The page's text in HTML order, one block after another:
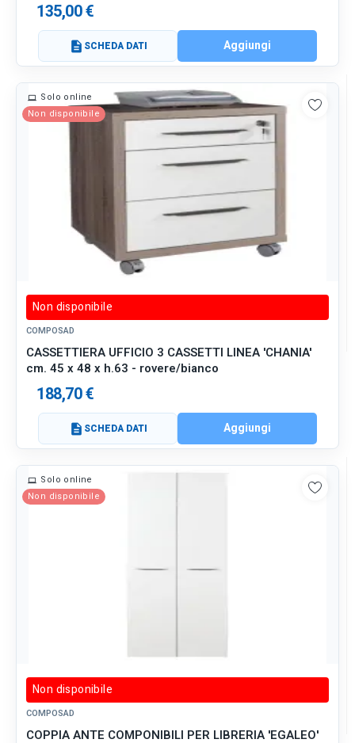
135,00 €
description SCHEDA DATI Aggiungi
Solo online
Non disponibile
Non disponibile
COMPOSAD
CASSETTIERA UFFICIO 3 CASSETTI LINEA 'CHANIA'
cm. 45 x 48 x h.63 - rovere/bianco
188,70 €
description SCHEDA DATI Aggiungi
Solo online
Non disponibile
Non disponibile
COMPOSAD
COPPIA ANTE COMPONIBILI PER LIBRERIA 'EGALEO'